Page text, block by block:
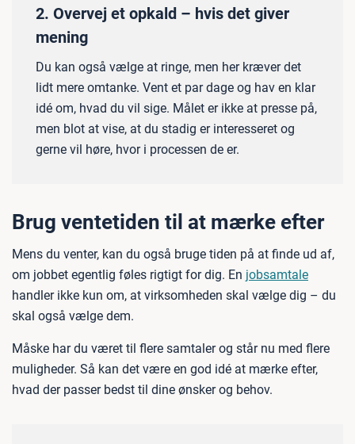
2. Overvej et opkald – hvis det giver
mening
Du kan også vælge at ringe, men her kræver det
lidt mere omtanke. Vent et par dage og hav en klar
idé om, hvad du vil sige. Målet er ikke at presse på,
men blot at vise, at du stadig er interesseret og
gerne vil høre, hvor i processen de er.
Brug ventetiden til at mærke efter
Mens du venter, kan du også bruge tiden på at finde ud af,
om jobbet egentlig føles rigtigt for dig. En jobsamtale
handler ikke kun om, at virksomheden skal vælge dig – du
skal også vælge dem.
Måske har du været til flere samtaler og står nu med flere
muligheder. Så kan det være en god idé at mærke efter,
hvad der passer bedst til dine ønsker og behov.